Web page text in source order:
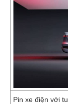
Pin xe điện với